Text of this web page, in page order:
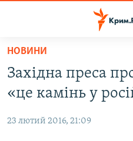
Перейти
основного
матеріалу
до
ВОДА.КРИМ
ПОЛІТИКА
НОВИНИ
Західна преса
«це камінь у
23 лютий 2016, 21:09